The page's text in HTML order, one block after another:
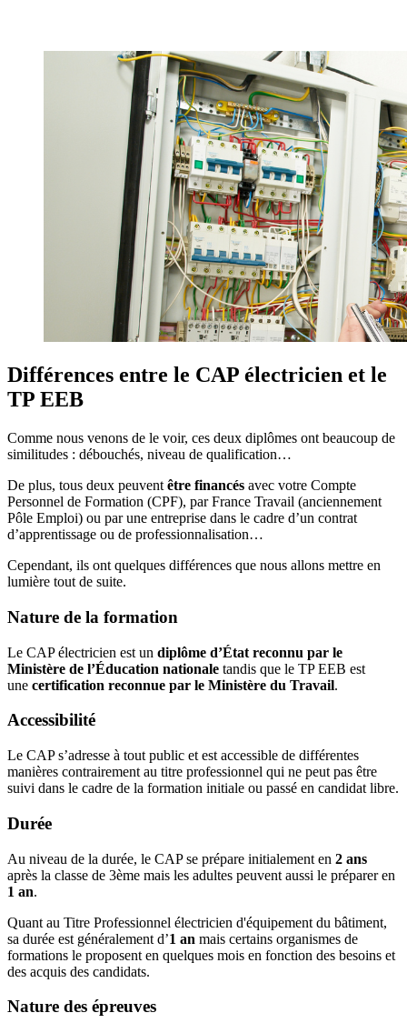
Différences entre le CAP électricien et le
TP EEB
Comme nous venons de le voir, ces deux diplômes ont beaucoup de
similitudes : débouchés, niveau de qualification…
De plus, tous deux peuvent être financés avec votre Compte
Personnel de Formation (CPF), par France Travail (anciennement
Pôle Emploi) ou par une entreprise dans le cadre d’un contrat
d’apprentissage ou de professionnalisation…
Cependant, ils ont quelques différences que nous allons mettre en
lumière tout de suite.
Nature de la formation
Le CAP électricien est un diplôme d’État reconnu par le
Ministère de l’Éducation nationale tandis que le TP EEB est
une certification reconnue par le Ministère du Travail.
Accessibilité
Le CAP s’adresse à tout public et est accessible de différentes
manières contrairement au titre professionnel qui ne peut pas être
suivi dans le cadre de la formation initiale ou passé en candidat libre.
Durée
Au niveau de la durée, le CAP se prépare initialement en 2 ans
après la classe de 3ème mais les adultes peuvent aussi le préparer en
1 an.
Quant au Titre Professionnel électricien d'équipement du bâtiment,
sa durée est généralement d’1 an mais certains organismes de
formations le proposent en quelques mois en fonction des besoins et
des acquis des candidats.
Nature des épreuves